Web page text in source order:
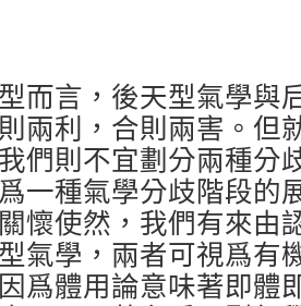
而言，後天型氣學與
兩利，合則兩害。但
們則不宜劃分兩種分
一種氣學分歧階段的
懷使然，我們有來由
氣學，兩者可視爲有
爲體用論意味著即體